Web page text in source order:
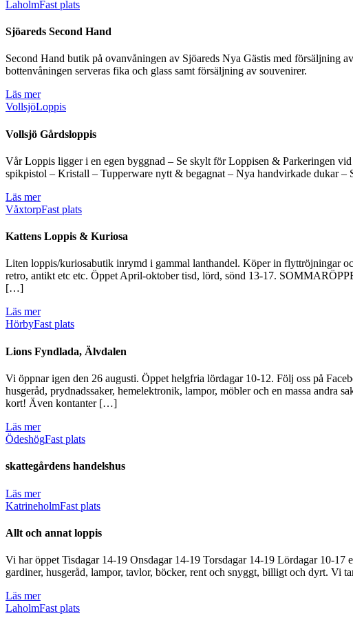
LaholmFast plats
Sjöareds Second Hand
Second Hand butik på ovanvåningen av Sjöareds Nya Gästis med försäljning
bottenvåningen serveras fika och glass samt försäljning av souvenirer.
Läs mer
VollsjöLoppis
Vollsjö Gårdsloppis
Vår Loppis ligger i en egen byggnad – Se skylt för Loppisen & Parkeringen
spikpistol – Kristall – Tupperware nytt & begagnat – Nya handvirkade dukar
Läs mer
VåxtorpFast plats
Kattens Loppis & Kuriosa
Liten loppis/kuriosabutik inrymd i gammal lanthandel. Köper in flyttröjningar
retro, antikt etc etc. Öppet April-oktober tisd, lörd, sönd 13-17.
[…]
Läs mer
HörbyFast plats
Lions Fyndlada, Älvdalen
Vi öppnar igen den 26 augusti. Öppet helgfria lördagar 10-12. Följ oss på
husgeråd, prydnadssaker, hemelektronik, lampor, möbler och en massa andra
kort! Även kontanter […]
Läs mer
ÖdeshögFast plats
skattegårdens handelshus
Läs mer
KatrineholmFast plats
Allt och annat loppis
Vi har öppet Tisdagar 14-19 Onsdagar 14-19 Torsdagar 14-19 Lördagar 10-
gardiner, husgeråd, lampor, tavlor, böcker, rent och snyggt, billigt och dyrt. Vi
Läs mer
LaholmFast plats